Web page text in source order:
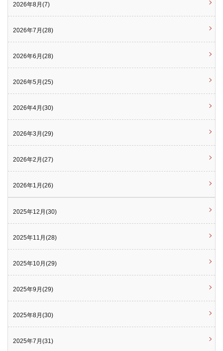
2026年8月(7)
2026年7月(28)
2026年6月(28)
2026年5月(25)
2026年4月(30)
2026年3月(29)
2026年2月(27)
2026年1月(26)
2025年12月(30)
2025年11月(28)
2025年10月(29)
2025年9月(29)
2025年8月(30)
2025年7月(31)